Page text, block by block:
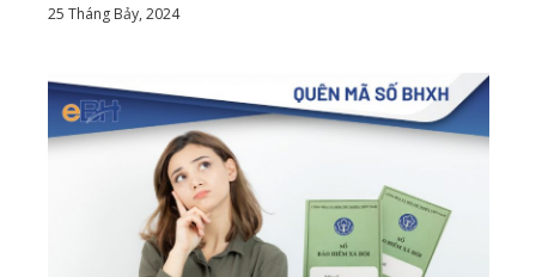
25 Tháng Bảy, 2024